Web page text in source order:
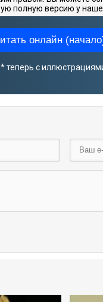
полную версию у
онлайн
* теперь с